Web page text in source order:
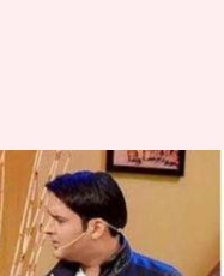
देखने को
की जोड़ी!